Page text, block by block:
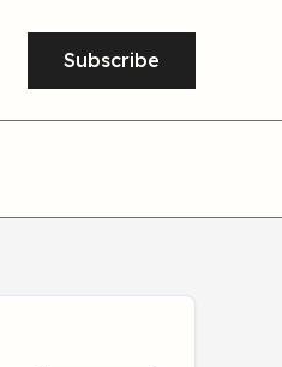
Subscribe